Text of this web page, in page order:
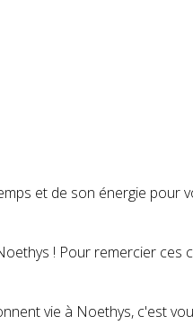
et de son énergie pour
! Pour remercier ces
vie à Noethys, c'est